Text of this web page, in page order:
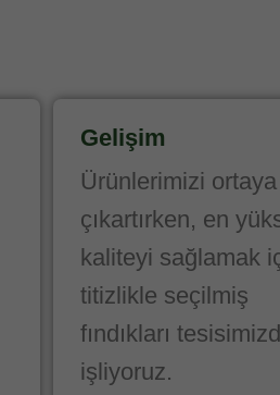
Gelişim
Ürünlerimizi ortaya
çıkartırken, en
kaliteyi sağlamak
titizlikle seçilmiş
fındıkları
işliyoruz.